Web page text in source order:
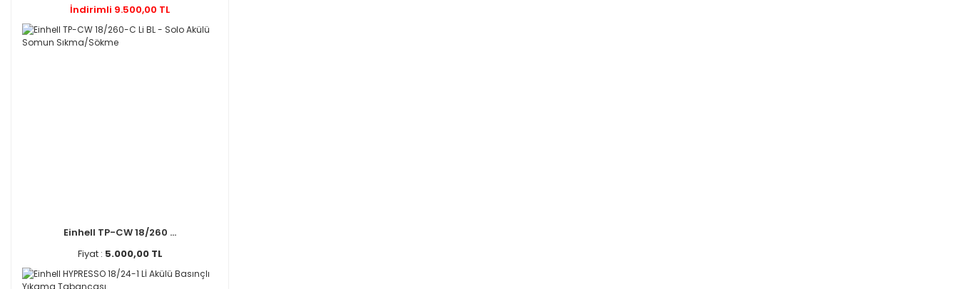
İndirimli 9.500,00 TL
Einhell TP-CW 18/260 ...
Fiyat : 5.000,00 TL